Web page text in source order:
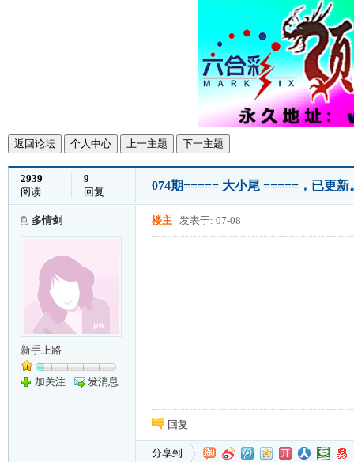
返回论坛 个人中心 上一主题 下一主题
2939
阅读
9
回复
074期===== 大小尾 =====，已更
多情剑
新手上路
加关注 发消息
楼主 发表于: 07-08
回复
分享到